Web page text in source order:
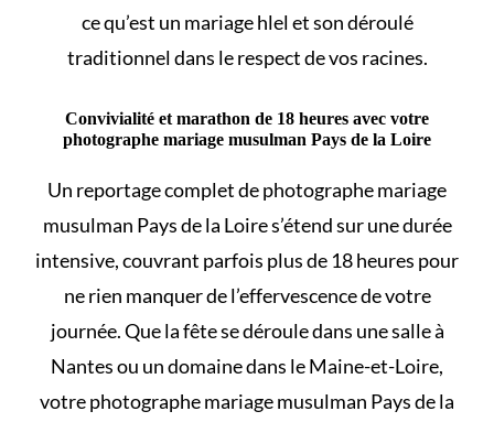
ce qu’est un mariage hlel et son déroulé
traditionnel dans le respect de vos racines.
Convivialité et marathon de 18 heures avec votre
photographe mariage musulman Pays de la Loire
Un reportage complet de photographe mariage
musulman Pays de la Loire s’étend sur une durée
intensive, couvrant parfois plus de 18 heures pour
ne rien manquer de l’effervescence de votre
journée. Que la fête se déroule dans une salle à
Nantes ou un domaine dans le Maine-et-Loire,
votre photographe mariage musulman Pays de la